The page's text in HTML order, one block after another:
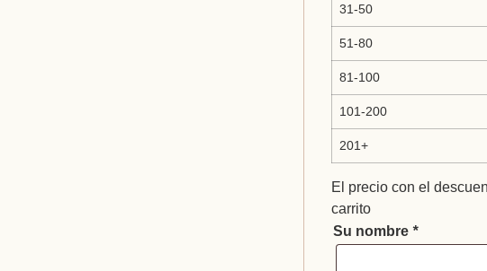
31-50
51-80
81-100
101-200
201+
El precio con el
carrito
Su nombre *